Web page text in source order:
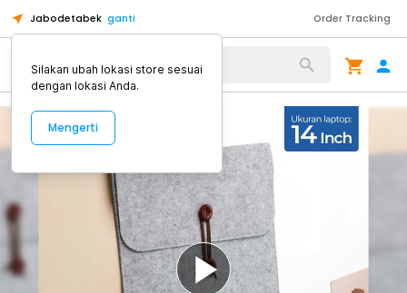
Jabodetabek ganti Order Tracking
Alat Kopi
Silakan ubah lokasi store sesuai
dengan lokasi Anda.
Mengerti